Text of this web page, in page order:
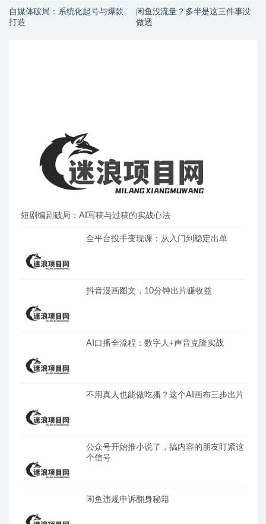
自媒体破局：系统化起号与爆款
打造
闲鱼没流量？多半是这三件事没
做透
短剧编剧破局：AI写稿与过稿的实战心法
全平台投手变现课：从入门到稳定出单
抖音漫画图文，10分钟出片赚收益
AI口播全流程：数字人+声音克隆实战
不用真人也能做吃播？这个AI画布三步出片
公众号开始推小说了，搞内容的朋友盯紧这
个信号
闲鱼违规申诉翻身秘籍